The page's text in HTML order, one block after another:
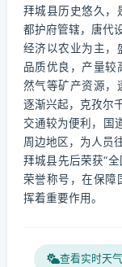
拜城县历史悠久，
都护府管辖，唐代
经济以农业为主，
品质优良，产量较
然气等矿产资源，
逐渐兴起，克孜尔
交通较为便利，国
周边地区，为人员
拜城县先后荣获“
荣誉称号，在保障
挥着重要作用。
查看实时天气